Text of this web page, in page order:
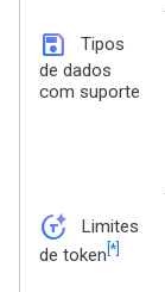
save
Tipos
de dados
com suporte
token_auto
Limites
de token [*]